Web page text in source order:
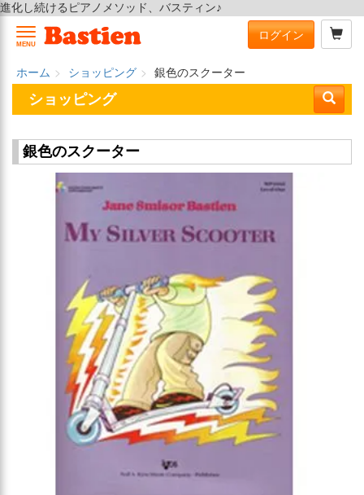
進化し続けるピアノメソッド、バスティン♪
MENU
ログイン
ホーム ショッピング
銀色のスクーター
ショッピング
銀色のスクーター